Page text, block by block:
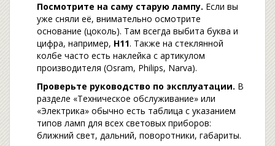
Посмотрите на саму старую лампу. Если вы
уже сняли её, внимательно осмотрите
основание (цоколь). Там всегда выбита буква и
цифра, например, H11. Также на стеклянной
колбе часто есть наклейка с артикулом
производителя (Osram, Philips, Narva).
Проверьте руководство по эксплуатации. В
разделе «Техническое обслуживание» или
«Электрика» обычно есть таблица с указанием
типов ламп для всех световых приборов:
ближний свет, дальний, поворотники, габариты.